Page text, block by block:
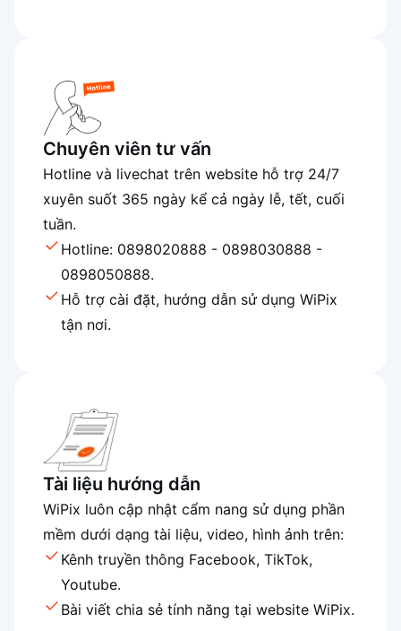
Chuyên viên tư vấn
Hotline và livechat trên website hỗ trợ 24/7
xuyên suốt 365 ngày kể cả ngày lễ, tết, cuối
tuần.
Hotline: 0898020888 - 0898030888 -
0898050888.
Hỗ trợ cài đặt, hướng dẫn sử dụng WiPix
tận nơi.
Tài liệu hướng dẫn
WiPix luôn cập nhật cẩm nang sử dụng phần
mềm dưới dạng tài liệu, video, hình ảnh trên:
Kênh truyền thông Facebook, TikTok,
Youtube.
Bài viết chia sẻ tính năng tại website WiPix.